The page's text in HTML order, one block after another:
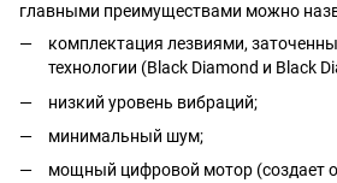
главными преимуществами можно
комплектация лезвиями,
технологии (Black Diamond и Black
низкий уровень вибраций;
минимальный шум;
мощный цифровой мотор (создает